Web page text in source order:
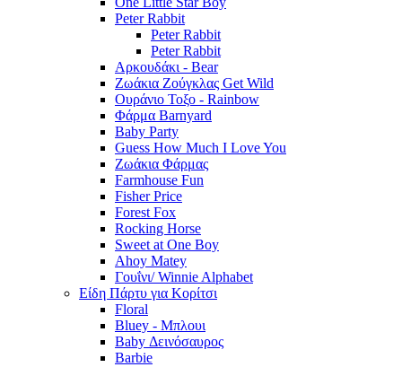
Peter Rabbit
Peter Rabbit
Peter Rabbit
Αρκουδάκι - Bear
Ζωάκια Ζούγκλας Get Wild
Ουράνιο Τοξο - Rainbow
Φάρμα Barnyard
Baby Party
Guess How Much I Love You
Ζωάκια Φάρμας
Farmhouse Fun
Fisher Price
Forest Fox
Rocking Horse
Sweet at One Boy
Ahoy Matey
Γουΐνι/ Winnie Alphabet
Είδη Πάρτυ για Κορίτσι
Floral
Bluey - Μπλουι
Baby Δεινόσαυρος
Barbie